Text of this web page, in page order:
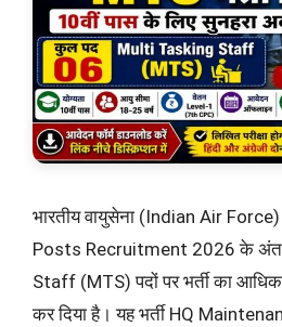
भारतीय वायुसेना (Indian Air
Posts Recruitment 2026 के
Staff (MTS) पदों पर भर्ती का
कर दिया है। यह भर्ती HQ